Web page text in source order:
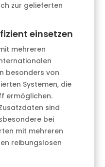
zur gelieferten
einsetzen
mehreren
besonders von
Systemen, die
ermöglichen.
sind
bei
mit mehreren
reibungslosen